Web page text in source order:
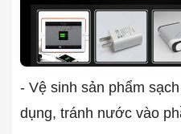
- Vệ sinh sản phẩm
dụng, tránh nước vào